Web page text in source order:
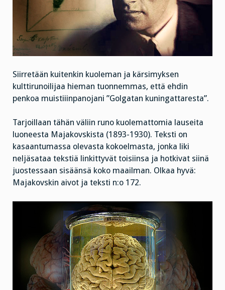
Siirretään kuitenkin kuoleman ja kärsimyksen
kulttirunoilijaa hieman tuonnemmas, että ehdin
penkoa muistiiinpanojani ”Golgatan kuningattaresta”.
Tarjoillaan tähän väliin runo kuolemattomia lauseita
luoneesta Majakovskista (1893-1930). Teksti on
kasaantumassa olevasta kokoelmasta, jonka liki
neljäsataa tekstiä linkittyvät toisiinsa ja hotkivat siinä
juostessaan sisäänsä koko maailman. Olkaa hyvä:
Majakovskin aivot ja teksti n:o 172.